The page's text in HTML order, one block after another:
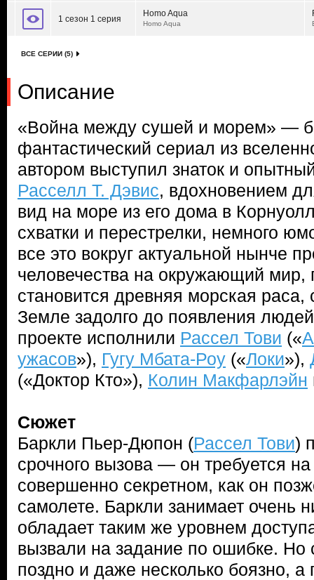
1 сезон 1 серия
Homo Aqua
Homo Aqua
ВСЕ СЕРИИ (5)
Описание
«Война между сушей и морем» —
фантастический сериал из
автором выступил знаток и
Расселл Т. Дэвис, вдохновением
вид на море из его дома в
схватки и перестрелки, немного
все это вокруг актуальной нынче
человечества на окружающий мир,
становится древняя морская
Земле задолго до появления
проекте исполнили Рассел Тови («
ужасов»), Гугу Мбата-Роу («Локи»),
(«Доктор Кто»), Колин Макфарлэйн
Сюжет
Баркли Пьер-Дюпон (Рассел Тови)
срочного вызова — он требуется
совершенно секретном, как он
самолете. Баркли занимает очень
обладает таким же уровнем
вызвали на задание по ошибке. Но
поздно и даже несколько боязно, а